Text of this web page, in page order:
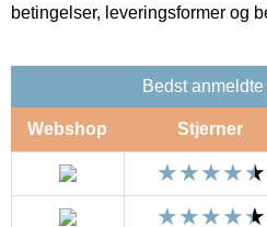
betingelser, leveringsformer og
Bedst
Webshop Stjerner